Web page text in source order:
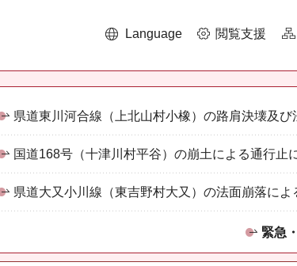
Language 閲覧支援
県道東川河合線（上北山村小橡）の路肩決壊及
国道168号（十津川村平谷）の崩土による通行止
県道大又小川線（東吉野村大又）の法面崩落によ
緊急